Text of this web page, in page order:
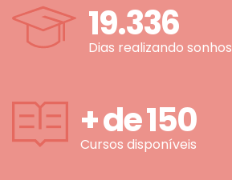
19.336
Dias realizando sonhos
+ de150
Cursos disponíveis